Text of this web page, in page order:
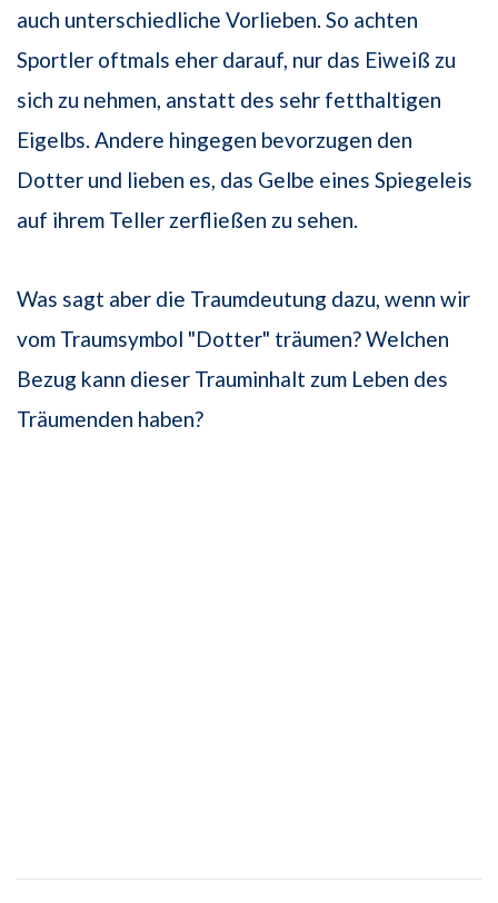
auch unterschiedliche Vorlieben. So achten
Sportler oftmals eher darauf, nur das Eiweiß zu
sich zu nehmen, anstatt des sehr fetthaltigen
Eigelbs. Andere hingegen bevorzugen den
Dotter und lieben es, das Gelbe eines Spiegeleis
auf ihrem Teller zerfließen zu sehen.
Was sagt aber die Traumdeutung dazu, wenn wir
vom Traumsymbol "Dotter" träumen? Welchen
Bezug kann dieser Trauminhalt zum Leben des
Träumenden haben?